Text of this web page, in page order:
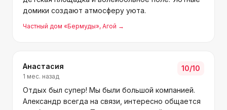
домики создают атмосферу уюта.
Частный дом «Бермуды», Агой →
Анастасия
1 мес. назад
10/10
Отдых был супер! Мы были большой компанией.
Александр всегда на связи, интересно общается